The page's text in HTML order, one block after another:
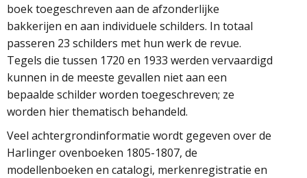
boek toegeschreven aan de afzonderlijke
bakkerijen en aan individuele schilders. In totaal
passeren 23 schilders met hun werk de revue.
Tegels die tussen 1720 en 1933 werden vervaardigd
kunnen in de meeste gevallen niet aan een
bepaalde schilder worden toegeschreven; ze
worden hier thematisch behandeld.
Veel achtergrondinformatie wordt gegeven over de
Harlinger ovenboeken 1805-1807, de
modellenboeken en catalogi, merkenregistratie en